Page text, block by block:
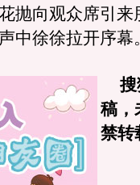
抛向观众席引来
中徐徐拉开序幕
搜
稿，
禁转